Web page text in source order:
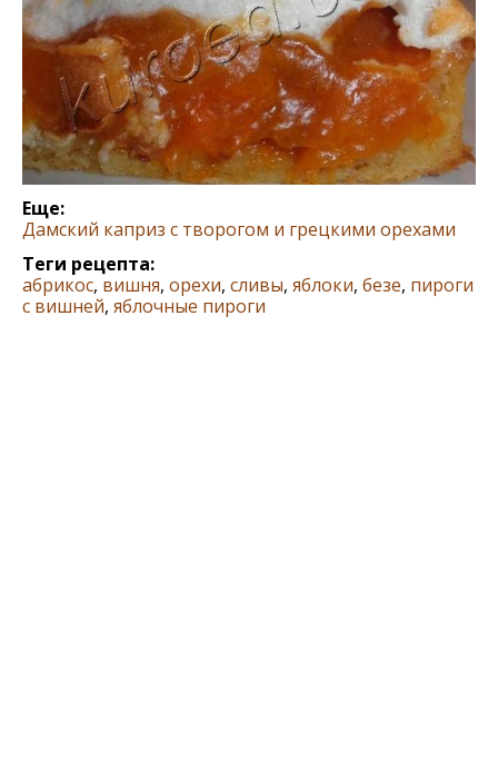
Еще:
Дамский каприз с творогом и грецкими орехами
Теги рецепта:
абрикос, вишня, орехи, сливы, яблоки, безе, пироги
с вишней, яблочные пироги